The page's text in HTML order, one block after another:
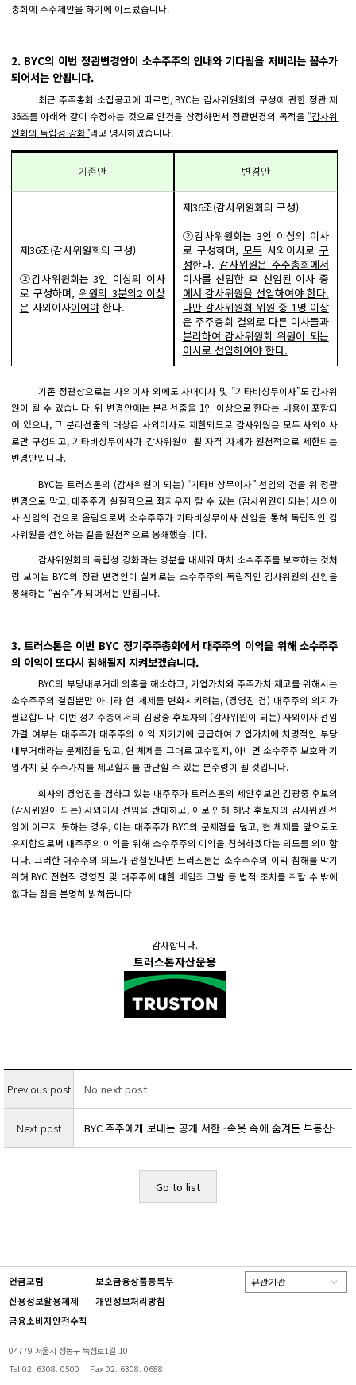
총회에 주주제안을 하기에 이르렀습니다.
2. BYC의 이번 정관변경안이 소수주주의 인내와 기다림을 저버리는 꼼수가
되어서는 안됩니다.
최근 주주총회 소집공고에 따르면, BYC는 감사위원회의 구성에 관한 정관 제
36조를 아래와 같이 수정하는 것으로 안건을 상정하면서 정관변경의 목적을“감사위
원회의 독립성 강화”라고 명시하였습니다.
기존안 변경안
제36조(감사위원회의 구성)
②감사위원회는 3인 이상의 이사
로 구성하며, 위원의 3분의2 이상
은 사외이사이어야한다.
제36조(감사위원회의 구성)
②감사위원회는 3인 이상의 이사
로 구성하며, 모두 사외이사로 구
성한다. 감사위원은 주주총회에서
이사를 선임한 후 선임된 이사 중
에서 감사위원을 선임하여야 한다.
다만 감사위원회 위원 중 1명 이상
은 주주총회 결의로 다른 이사들과
분리하여 감사위원회 위원이 되는
이사로 선임하여야 한다.
기존 정관상으로는 사외이사 외에도 사내이사 및 “기타비상무이사”도 감사위
원이 될 수 있습니다. 위 변경안에는 분리선출을 1인 이상으로 한다는 내용이 포함되
어 있으나, 그 분리선출의 대상은 사외이사로 제한되므로 감사위원은 모두 사외이사
로만 구성되고, 기타비상무이사가 감사위원이 될 자격 자체가 원천적으로 제한되는
변경안입니다.
BYC는 트러스톤의 (감사위원이 되는) “기타비상무이사” 선임의 건을 위 정관
변경으로 막고, 대주주가 실질적으로 좌지우지 할 수 있는 (감사위원이 되는) 사외이
사 선임의 건으로 올림으로써 소수주주가 기타비상무이사 선임을 통해 독립적인 감
사위원을 선임하는 길을 원천적으로 봉쇄했습니다.
감사위원회의 독립성 강화라는 명분을 내세워 마치 소수주주를 보호하는 것처
럼 보이는 BYC의 정관 변경안이 실제로는 소수주주의 독립적인 감사위원의 선임을
봉쇄하는 “꼼수”가 되어서는 안됩니다.
3. 트러스톤은 이번 BYC 정기주주총회에서 대주주의 이익을 위해 소수주주
의 이익이 또다시 침해될지 지켜보겠습니다.
BYC의 부당내부거래 의혹을 해소하고, 기업가치와 주주가치 제고를 위해서는
소수주주의 결집뿐만 아니라 현 체제를 변화시키려는, (경영진 겸) 대주주의 의지가
필요합니다. 이번 정기주총에서의 김광중 후보자의 (감사위원이 되는) 사외이사 선임
가결 여부는 대주주가 대주주의 이익 지키기에 급급하여 기업가치에 치명적인 부당
내부거래라는 문제점을 덮고, 현 체제를 그대로 고수할지, 아니면 소수주주 보호와 기
업가치 및 주주가치를 제고할지를 판단할 수 있는 분수령이 될 것입니다.
회사의 경영진을 겸하고 있는 대주주가 트러스톤의 제안후보인 김광중 후보의
(감사위원이 되는) 사외이사 선임을 반대하고, 이로 인해 해당 후보자의 감사위원 선
임에 이르지 못하는 경우, 이는 대주주가 BYC의 문제점을 덮고, 현 체제를 앞으로도
유지함으로써 대주주의 이익을 위해 소수주주의 이익을 침해하겠다는 의도를 의미합
니다. 그러한 대주주의 의도가 관철된다면 트러스톤은 소수주주의 이익 침해를 막기
위해 BYC 전현직 경영진 및 대주주에 대한 배임죄 고발 등 법적 조치를 취할 수 밖에
없다는 점을 분명히 밝혀둡니다
감사합니다.
트러스톤자산운용
Previous post No next post
Next post BYC 주주에게 보내는 공개 서한 -속옷 속에 숨겨둔 부동산-
Go to list
연금포럼
보호금융상품등록부
신용정보활용체제
개인정보처리방침
금융소비자안전수칙
유관기관
04779 서울시 성동구 뚝섬로1길 10
Tel 02. 6308. 0500
Fax 02. 6308. 0688